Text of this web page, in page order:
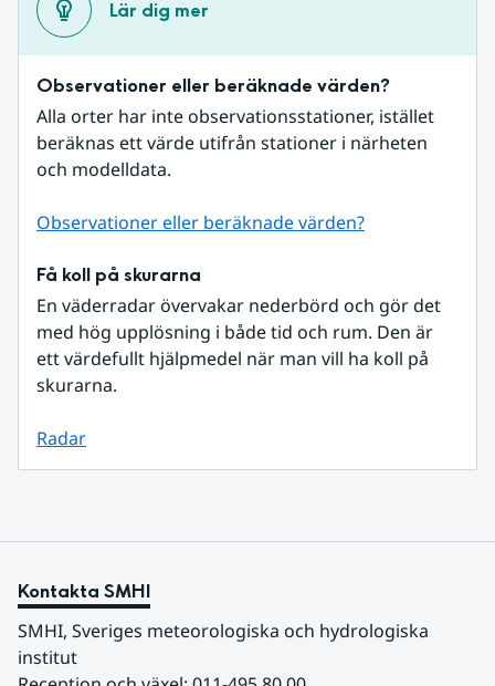
Lär dig mer
Observationer eller beräknade värden?
Alla orter har inte observationsstationer, istället
beräknas ett värde utifrån stationer i närheten
och modelldata.
Observationer eller beräknade värden?
Få koll på skurarna
En väderradar övervakar nederbörd och gör det
med hög upplösning i både tid och rum. Den är
ett värdefullt hjälpmedel när man vill ha koll på
skurarna.
Radar
Kontakta SMHI
SMHI, Sveriges meteorologiska och hydrologiska
institut